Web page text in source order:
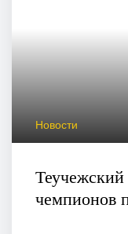
Новости
Теучежский
чемпионов